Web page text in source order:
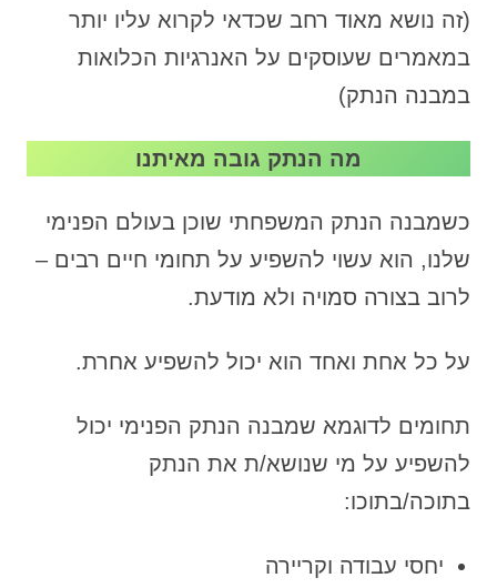
(זה נושא מאוד רחב שכדאי לקרוא עליו יותר
במאמרים שעוסקים על האנרגיות הכלואות
במבנה הנתק)
מה הנתק גובה מאיתנו
כשמבנה הנתק המשפחתי שוכן בעולם הפנימי
שלנו, הוא עשוי להשפיע על תחומי חיים רבים –
לרוב בצורה סמויה ולא מודעת.
על כל אחת ואחד הוא יכול להשפיע אחרת.
תחומים לדוגמא שמבנה הנתק הפנימי יכול
להשפיע על מי שנושא/ת את הנתק
בתוכה/בתוכו:
יחסי עבודה וקריירה